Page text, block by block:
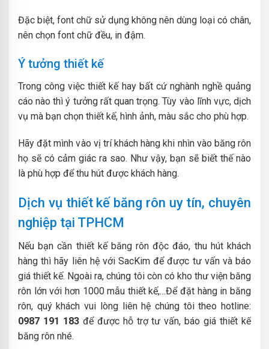
Đặc biệt, font chữ sử dụng không nên dùng loại có chân,
nên chọn font chữ đều, in đậm.
Ý tưởng thiết kế
Trong công việc thiết kế hay bất cứ nghành nghề quảng
cáo nào thì ý tưởng rất quan trọng. Tùy vào lĩnh vực, dịch
vụ mà bạn chọn thiết kế, hình ảnh, màu sắc cho phù hợp.
Hãy đặt mình vào vị trí khách hàng khi nhìn vào băng rôn
họ sẽ có cảm giác ra sao. Như vậy, bạn sẽ biết thế nào
là phù hợp để thu hút được khách hàng.
Dịch vụ thiết kế băng rôn uy tín, chuyên
nghiệp tại TPHCM
Nếu bạn cần thiết kế băng rôn độc đáo, thu hút khách
hàng thì hãy liên hệ với SacKim để được tư vấn và báo
giá thiết kế. Ngoài ra, chúng tôi còn có kho thư viện băng
rôn lớn với hơn 1000 mẫu thiết kế,…Để đặt hàng in băng
rôn, quý khách vui lòng liên hệ chúng tôi theo hotline:
0987 191 183để được hỗ trợ tư vấn, báo giá thiết kế
băng rôn nhé.